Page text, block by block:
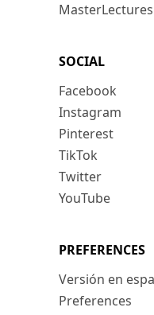
MasterLectures
SOCIAL
Facebook
Instagram
Pinterest
TikTok
Twitter
YouTube
PREFERENCES
Versión en
Preferences